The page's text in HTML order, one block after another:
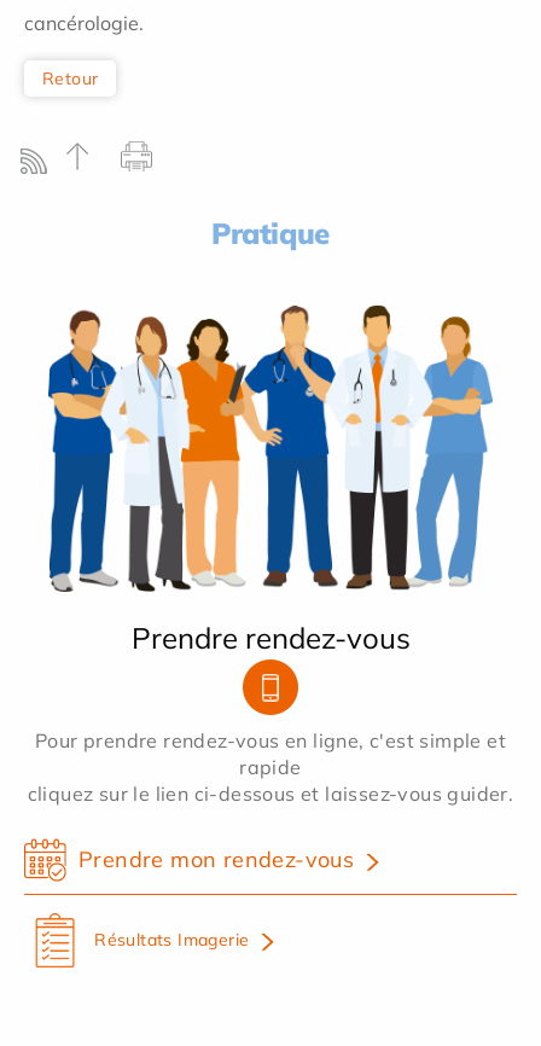
cancérologie.
Retour
Pratique
Prendre rendez-vous
Pour prendre rendez-vous en ligne, c'est simple et
rapide
cliquez sur le lien ci-dessous et laissez-vous guider.
Prendre mon rendez-vous
Résultats Imagerie